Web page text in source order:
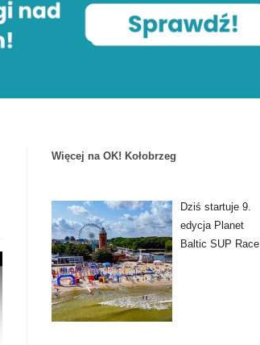
Więcej na OK! Kołobrzeg
Dziś startuje 9.
edycja Planet
Baltic SUP Race